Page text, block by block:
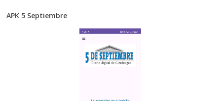
APK 5 Septiembre